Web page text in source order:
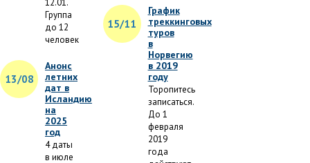
12.01.
Группа
до 12
человек
13/08
Анонс
летних
дат в
Исландию
на
2025
год
4 даты
в июле
15/11
График
треккинговых
туров
в
Норвегию
в 2019
году
Торопитесь
записаться.
До 1
февраля
2019
года